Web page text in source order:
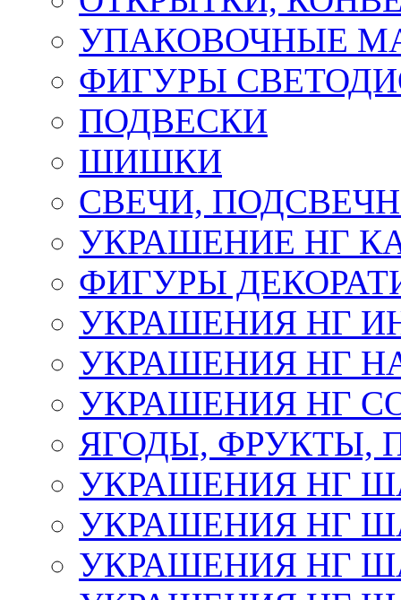
УПАКОВОЧНЫЕ
ФИГУРЫ
ПОДВЕСКИ
ШИШКИ
СВЕЧИ,
УКРАШЕНИЕ НГ
ФИГУРЫ
УКРАШЕНИЯ НГ
УКРАШЕНИЯ НГ
УКРАШЕНИЯ НГ
ЯГОДЫ, ФРУКТЫ,
УКРАШЕНИЯ НГ
УКРАШЕНИЯ НГ
УКРАШЕНИЯ НГ